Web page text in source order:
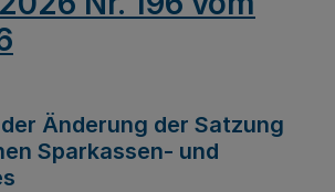
Änderung der Satzung
Sparkassen- und